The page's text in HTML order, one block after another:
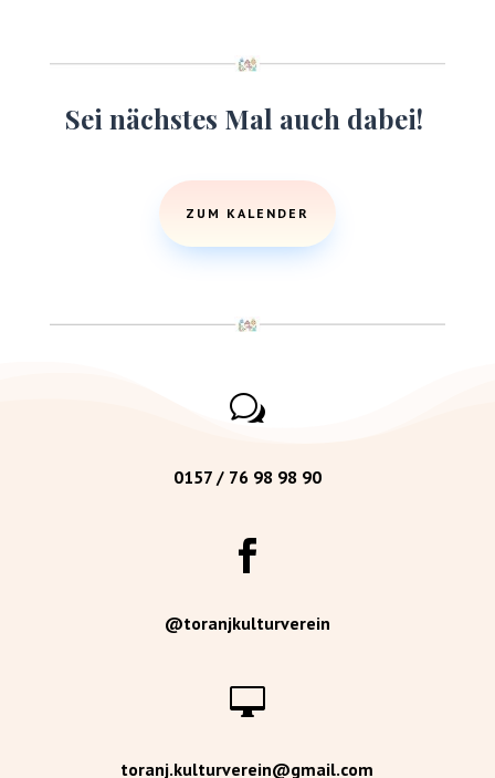
Sei nächstes Mal auch dabei!
ZUM KALENDER
w
0157 / 76 98 98 90

@toranjkulturverein

toranj.kulturverein@gmail.com